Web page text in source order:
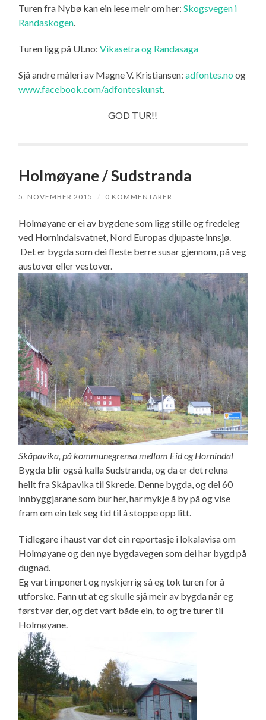
Turen fra Nybø kan ein lese meir om her: Skogsvegen i
Randaskogen.
Turen ligg på Ut.no: Vikasetra og Randasaga
Sjå andre måleri av Magne V. Kristiansen: adfontes.no og
www.facebook.com/adfonteskunst.
GOD TUR!!
Holmøyane / Sudstranda
5. NOVEMBER 2015 / 0 KOMMENTARER
Holmøyane er ei av bygdene som ligg stille og fredeleg
ved Hornindalsvatnet, Nord Europas djupaste innsjø.
Det er bygda som dei fleste berre susar gjennom, på veg
austover eller vestover.
Skåpavika, på kommunegrensa mellom Eid og Hornindal
Bygda blir også kalla Sudstranda, og da er det rekna
heilt fra Skåpavika til Skrede. Denne bygda, og dei 60
innbyggjarane som bur her, har mykje å by på og vise
fram om ein tek seg tid til å stoppe opp litt.
Tidlegare i haust var det ein reportasje i lokalavisa om
Holmøyane og den nye bygdavegen som dei har bygd på
dugnad.
Eg vart imponert og nyskjerrig så eg tok turen for å
utforske. Fann ut at eg skulle sjå meir av bygda når eg
først var der, og det vart både ein, to og tre turer til
Holmøyane.